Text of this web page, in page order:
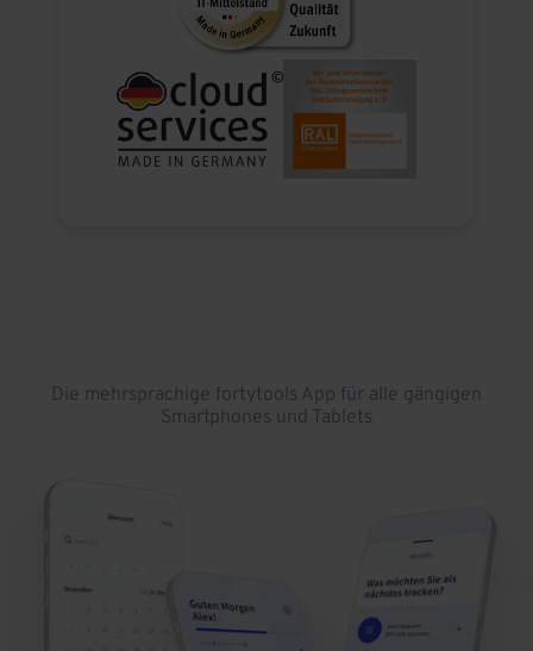
Die mehrsprachige fortytools App für alle gängigen
Smartphones und Tablets